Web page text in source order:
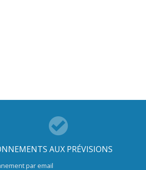
AUX PRÉVISIONS
par email